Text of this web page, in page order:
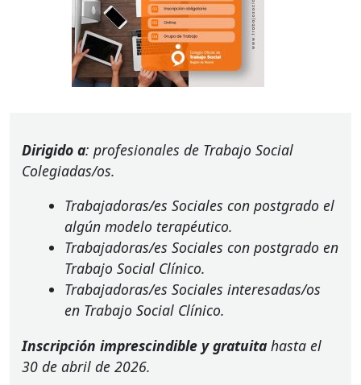
Dirigido a: profesionales de Trabajo Social
Colegiadas/os.
Trabajadoras/es Sociales con postgrado el
algún modelo terapéutico.
Trabajadoras/es Sociales con postgrado en
Trabajo Social Clínico.
Trabajadoras/es Sociales interesadas/os
en Trabajo Social Clínico.
Inscripción imprescindible y gratuita hasta el
30 de abril de 2026.